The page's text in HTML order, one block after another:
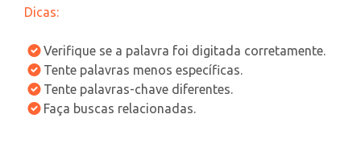
Dicas:
Verifique se a palavra foi digitada corretamente.
Tente palavras menos específicas.
Tente palavras-chave diferentes.
Faça buscas relacionadas.